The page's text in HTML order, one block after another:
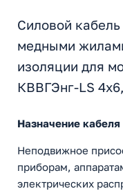
Силовой
медными
изоляции для
КВВГЭнг-LS
Назначение
Неподвижное
приборам,
электрических